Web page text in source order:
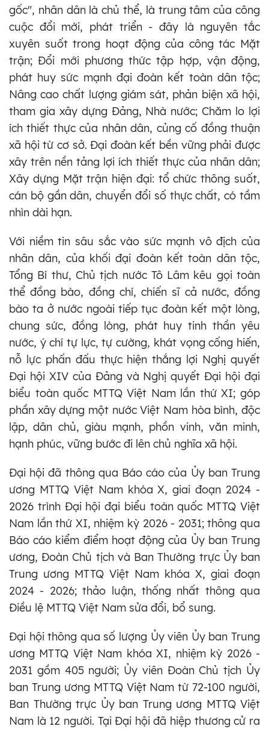
gốc", nhân dân là chủ thể, là trung tâm của công
cuộc đổi mới, phát triển - đây là nguyên tắc
xuyên suốt trong hoạt động của công tác Mặt
trận; Đổi mới phương thức tập hợp, vận động,
phát huy sức mạnh đại đoàn kết toàn dân tộc;
Nâng cao chất lượng giám sát, phản biện xã hội,
tham gia xây dựng Đảng, Nhà nước; Chăm lo lợi
ích thiết thực của nhân dân, củng cố đồng thuận
xã hội từ cơ sở. Đại đoàn kết bền vững phải được
xây trên nền tảng lợi ích thiết thực của nhân dân;
Xây dựng Mặt trận hiện đại: tổ chức thông suốt,
cán bộ gần dân, chuyển đổi số thực chất, có tầm
nhìn dài hạn.
Với niềm tin sâu sắc vào sức mạnh vô địch của
nhân dân, của khối đại đoàn kết toàn dân tộc,
Tổng Bí thư, Chủ tịch nước Tô Lâm kêu gọi toàn
thể đồng bào, đồng chí, chiến sĩ cả nước, đồng
bào ta ở nước ngoài tiếp tục đoàn kết một lòng,
chung sức, đồng lòng, phát huy tinh thần yêu
nước, ý chí tự lực, tự cường, khát vọng cống hiến,
nỗ lực phấn đấu thực hiện thắng lợi Nghị quyết
Đại hội XIV của Đảng và Nghị quyết Đại hội đại
biểu toàn quốc MTTQ Việt Nam lần thứ XI; góp
phần xây dựng một nước Việt Nam hòa bình, độc
lập, dân chủ, giàu mạnh, phồn vinh, văn minh,
hạnh phúc, vững bước đi lên chủ nghĩa xã hội.
Đại hội đã thông qua Báo cáo của Ủy ban Trung
ương MTTQ Việt Nam khóa X, giai đoạn 2024 -
2026 trình Đại hội đại biểu toàn quốc MTTQ Việt
Nam lần thứ XI, nhiệm kỳ 2026 - 2031; thông qua
Báo cáo kiểm điểm hoạt động của Ủy ban Trung
ương, Đoàn Chủ tịch và Ban Thường trực Ủy ban
Trung ương MTTQ Việt Nam khóa X, giai đoạn
2024 - 2026; thảo luận, thống nhất thông qua
Điều lệ MTTQ Việt Nam sửa đổi, bổ sung.
Đại hội thông qua số lượng Ủy viên Ủy ban Trung
ương MTTQ Việt Nam khóa XI, nhiệm kỳ 2026 -
2031 gồm 405 người; Ủy viên Đoàn Chủ tịch Ủy
ban Trung ương MTTQ Việt Nam từ 72-100 người,
Ban Thường trực Ủy ban Trung ương MTTQ Việt
Nam là 12 người. Tại Đại hội đã hiệp thương cử ra